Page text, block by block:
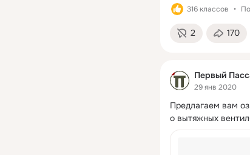
316 классов
2 170
Первый
29 янв 2020
Предлагаем вам
о вытяжных